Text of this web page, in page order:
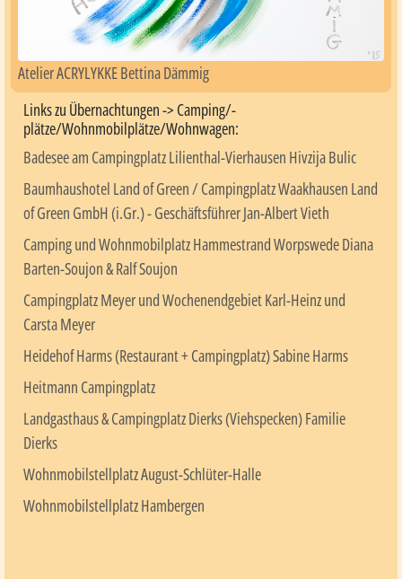
Atelier ACRYLYKKE Bettina Dämmig
Links zu Übernachtungen -> Camping/-
plätze/Wohnmobilplätze/Wohnwagen:
Badesee am Campingplatz Lilienthal-Vierhausen Hivzija Bulic
Baumhaushotel Land of Green / Campingplatz Waakhausen Land
of Green GmbH (i.Gr.) - Geschäftsführer Jan-Albert Vieth
Camping und Wohnmobilplatz Hammestrand Worpswede Diana
Barten-Soujon & Ralf Soujon
Campingplatz Meyer und Wochenendgebiet Karl-Heinz und
Carsta Meyer
Heidehof Harms (Restaurant + Campingplatz) Sabine Harms
Heitmann Campingplatz
Landgasthaus & Campingplatz Dierks (Viehspecken) Familie
Dierks
Wohnmobilstellplatz August-Schlüter-Halle
Wohnmobilstellplatz Hambergen